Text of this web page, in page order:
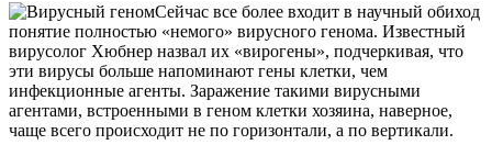
Сейчас все более входит в научный обиход
понятие полностью «немого» вирусного генома. Известный
вирусолог Хюбнер назвал их «вирогены», подчеркивая, что
эти вирусы больше напоминают гены клетки, чем
инфекционные агенты. Заражение такими вирусными
агентами, встроенными в геном клетки хозяина, наверное,
чаще всего происходит не по горизонтали, а по вертикали.